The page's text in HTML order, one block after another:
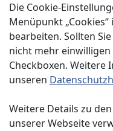
Impressum
Kontakt
Die Cookie-
Menüpunkt
bearbeiten. Sollten
nicht mehr
Checkboxen. Weitere
unseren
Weitere Details zu
unserer Webseite